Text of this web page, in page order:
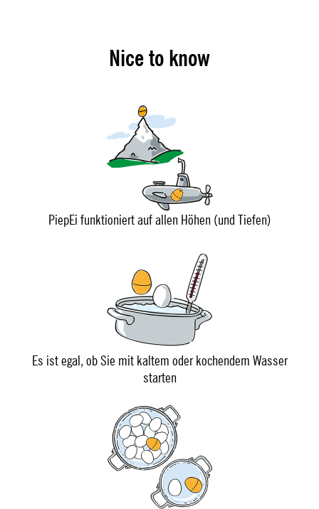
Nice to know
PiepEi funktioniert auf allen Höhen (und Tiefen)
Es ist egal, ob Sie mit kaltem oder kochendem Wasser
starten